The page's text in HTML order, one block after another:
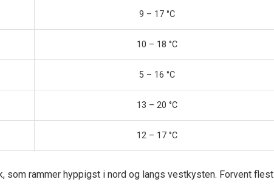
9 – 17 °C
10 – 18 °C
5 – 16 °C
13 – 20 °C
12 – 17 °C
som rammer hyppigst i nord og langs vestkysten. Forvent flest